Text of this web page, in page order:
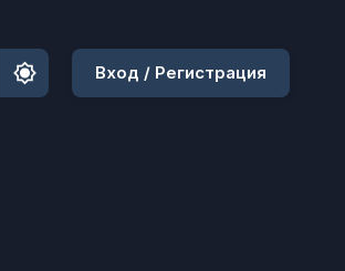
Вход / Регистрация